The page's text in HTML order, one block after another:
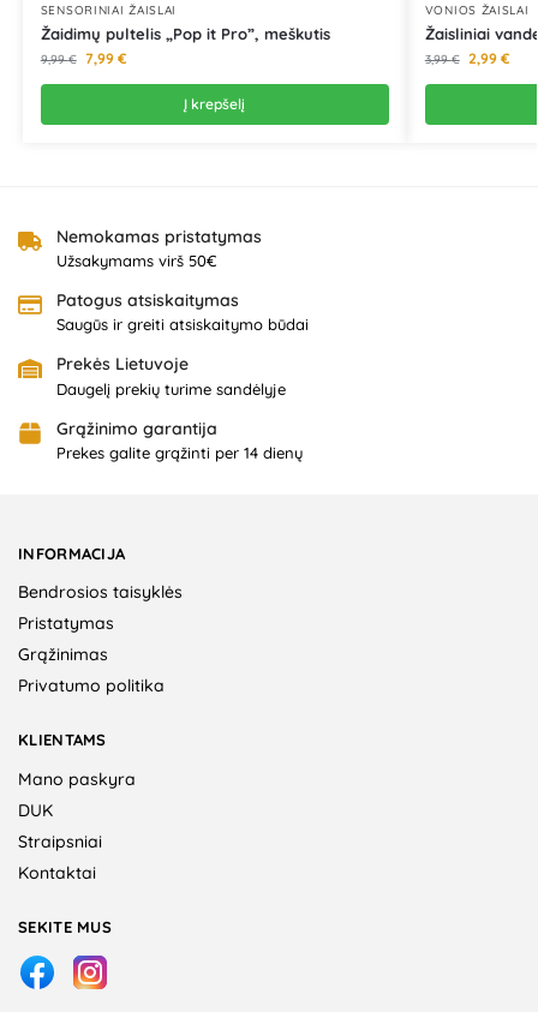
SENSORINIAI ŽAISLAI
Žaidimų pultelis „Pop it Pro”, meškutis
9,99€ 7,99 €
Į krepšelį
VONIOS ŽAISLAI
Žaisliniai
3,99€ 2,99 €
Nemokamas pristatymas
Užsakymams virš 50€
Patogus atsiskaitymas
Saugūs ir greiti atsiskaitymo būdai
Prekės Lietuvoje
Daugelį prekių turime sandėlyje
Grąžinimo garantija
Prekes galite grąžinti per 14 dienų
INFORMACIJA
Bendrosios taisyklės
Pristatymas
Grąžinimas
Privatumo politika
KLIENTAMS
Mano paskyra
DUK
Straipsniai
Kontaktai
SEKITE MUS